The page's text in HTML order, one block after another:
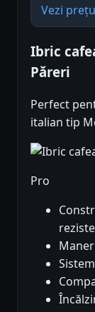
Vezi
Ibric
Păreri
Perfect
italian tip
Pro